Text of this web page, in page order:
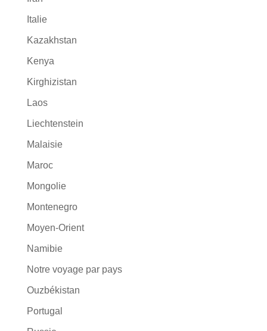
Italie
Kazakhstan
Kenya
Kirghizistan
Laos
Liechtenstein
Malaisie
Maroc
Mongolie
Montenegro
Moyen-Orient
Namibie
Notre voyage par pays
Ouzbékistan
Portugal